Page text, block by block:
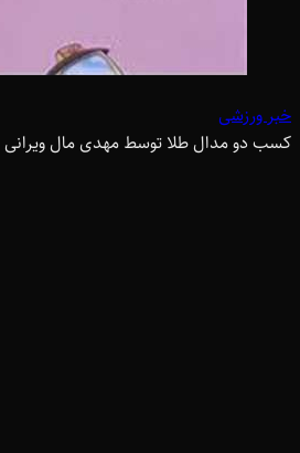
خبر ورزشی
کسب دو مدال طلا توسط مهدی مال ویرانی